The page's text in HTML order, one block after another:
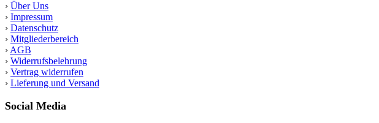
› Über Uns
› Impressum
› Datenschutz
› Mitgliederbereich
› AGB
› Widerrufsbelehrung
› Vertrag widerrufen
› Lieferung und Versand
Social Media